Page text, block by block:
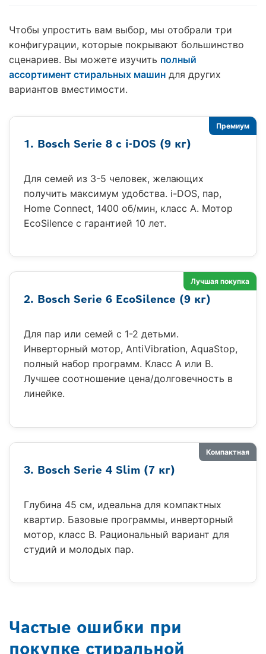
Чтобы упростить вам выбор, мы отобрали три
конфигурации, которые покрывают большинство
сценариев. Вы можете изучить полный
ассортимент стиральных машин для других
вариантов вместимости.
Премиум
1. Bosch Serie 8 с i-DOS (9 кг)
Для семей из 3-5 человек, желающих
получить максимум удобства. i-DOS, пар,
Home Connect, 1400 об/мин, класс А. Мотор
EcoSilence с гарантией 10 лет.
Лучшая покупка
2. Bosch Serie 6 EcoSilence (9 кг)
Для пар или семей с 1-2 детьми.
Инверторный мотор, AntiVibration, AquaStop,
полный набор программ. Класс A или B.
Лучшее соотношение цена/долговечность в
линейке.
Компактная
3. Bosch Serie 4 Slim (7 кг)
Глубина 45 см, идеальна для компактных
квартир. Базовые программы, инверторный
мотор, класс B. Рациональный вариант для
студий и молодых пар.
Частые ошибки при
покупке стиральной